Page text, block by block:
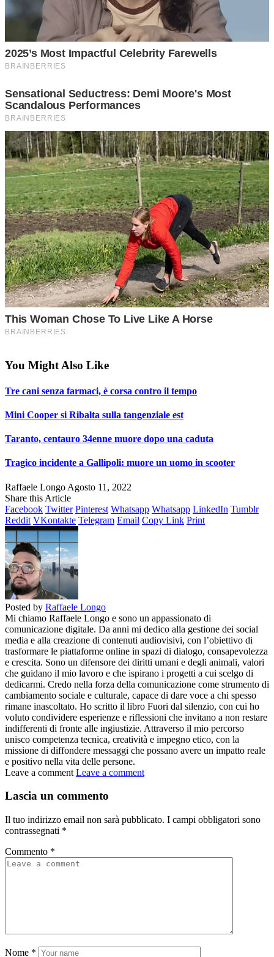
You Might Also Like
Tre cani senza farmaci, è corsa contro il tempo
Mini Cooper si Ribalta sulla tangenziale est
Taranto, centauro 34enne muore dopo una caduta
Tragico incidente a Gallipoli: muore un uomo in scooter
Raffaele Longo Agosto 11, 2022
Share this Article
Facebook Twitter Pinterest Whatsapp Whatsapp LinkedIn Tumblr
Reddit VKontakte Telegram Email Copy Link Print
Posted by Raffaele Longo
Mi chiamo Raffaele Longo e sono un appassionato di
comunicazione digitale. Da anni mi dedico alla gestione dei social
media e alla creazione di contenuti audiovisivi, con l’obiettivo di
trasformare le piattaforme online in spazi di dialogo, consapevolezza
e crescita. Sono un difensore dei diritti umani e degli animali, valori
che guidano il mio lavoro e che ispirano i progetti a cui scelgo di
dedicarmi. Credo nella forza della comunicazione come strumento di
cambiamento sociale e culturale, capace di dare voce a chi spesso
rimane inascoltato. Ho scritto il libro Fuori dal silenzio, con cui ho
voluto condividere esperienze e riflessioni che invitano a non restare
indifferenti di fronte alle ingiustizie. Attraverso il mio percorso
unisco competenza tecnica, creatività e impegno etico, con la
missione di diffondere messaggi che possano avere un impatto reale
e positivo nella vita delle persone.
Leave a comment Leave a comment
Lascia un commento
Il tuo indirizzo email non sarà pubblicato. I campi obbligatori sono
contrassegnati *
Commento *
Nome *